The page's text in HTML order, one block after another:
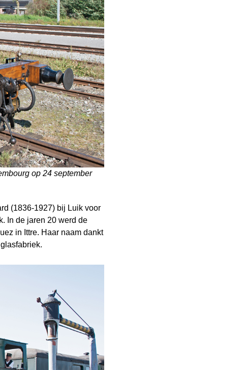
op 24 september
(1836-1927) bij Luik voor
In de jaren 20 werd de
in Ittre. Haar naam dankt